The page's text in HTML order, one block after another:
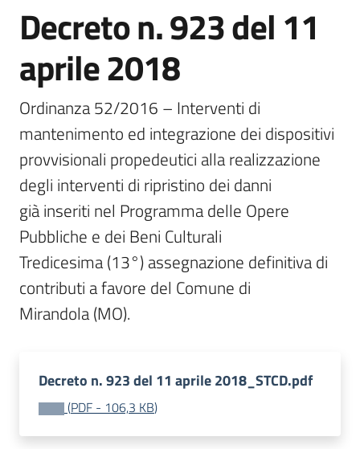
Decreto n. 923 del 11
aprile 2018
Ordinanza 52/2016 – Interventi di
mantenimento ed integrazione dei dispositivi
provvisionali propedeutici alla realizzazione
degli interventi di ripristino dei danni
già inseriti nel Programma delle Opere
Pubbliche e dei Beni Culturali
Tredicesima (13°) assegnazione definitiva di
contributi a favore del Comune di
Mirandola (MO).
Decreto n. 923 del 11 aprile 2018_STCD.pdf
(PDF - 106,3 KB)